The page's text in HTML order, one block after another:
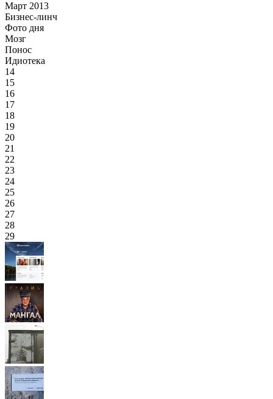
Март 2013
Бизнес-линч
Фото дня
Мозг
Понос
Идиотека
14
15
16
17
18
19
20
21
22
23
24
25
26
27
28
29